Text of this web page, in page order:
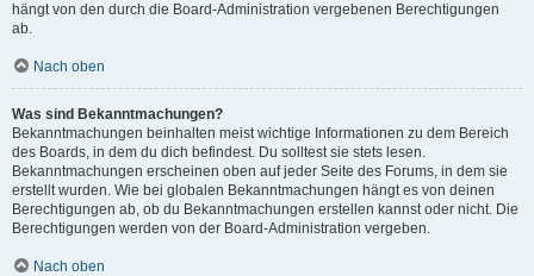
hängt von den durch die Board-Administration vergebenen Berechtigungen
ab.
Nach oben
Was sind Bekanntmachungen?
Bekanntmachungen beinhalten meist wichtige Informationen zu dem Bereich
des Boards, in dem du dich befindest. Du solltest sie stets lesen.
Bekanntmachungen erscheinen oben auf jeder Seite des Forums, in dem sie
erstellt wurden. Wie bei globalen Bekanntmachungen hängt es von deinen
Berechtigungen ab, ob du Bekanntmachungen erstellen kannst oder nicht. Die
Berechtigungen werden von der Board-Administration vergeben.
Nach oben